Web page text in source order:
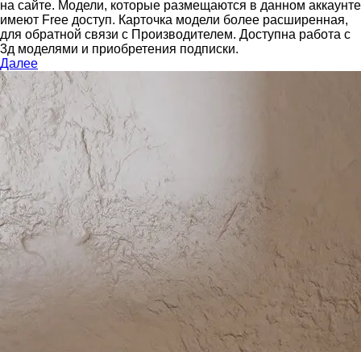
на сайте. Модели, которые размещаются в данном аккаунте
имеют Free доступ. Карточка модели более расширенная,
для обратной связи с Производителем. Доступна работа с
3д моделями и приобретения подписки.
Далее